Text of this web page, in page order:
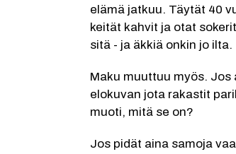
elämä jatkuu. Täytät 40
keität kahvit ja otat
sitä - ja äkkiä onkin jo ilta.
Maku muuttuu myös.
elokuvan jota rakastit
muoti, mitä se on?
Jos pidät aina samoja